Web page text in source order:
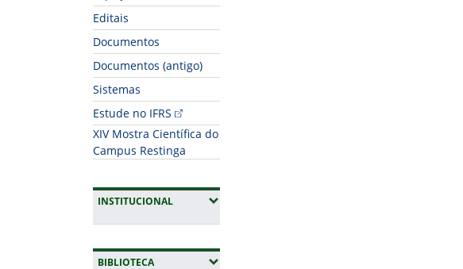
Editais
Documentos
Documentos (antigo)
Sistemas
Estude no IFRS
XIV Mostra Científica do
Campus Restinga
INSTITUCIONAL(EXPANDIR SUBMENUS)
BIBLIOTECA(EXPANDIR SUBMENUS)